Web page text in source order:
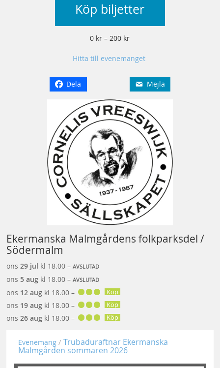
Köp biljetter
0 kr – 200 kr
Hitta till evenemanget
Dela Mejla
Ekermanska Malmgårdens folkparksdel /
Södermalm
ons 29 jul kl 18.00 – AVSLUTAD
ons5 augkl 18.00 – AVSLUTAD
ons 12 augkl 18.00 – Köp
ons 19 augkl 18.00 – Köp
ons26 augkl 18.00 – Köp
Evenemang Trubaduraftnar Ekermanska
Malmgården sommaren 2026